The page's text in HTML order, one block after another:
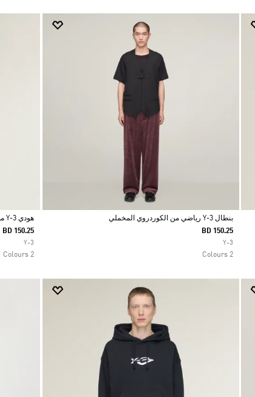
Selected
بنطال Y-3 رياضي من الكوردروي المخملي
BD 150.25
Y-3
2 Colours
Selected
هودي Y-3 من قماش التيري الفرنسي بشعار سائل
BD 150.25
Y-3
2 Colours